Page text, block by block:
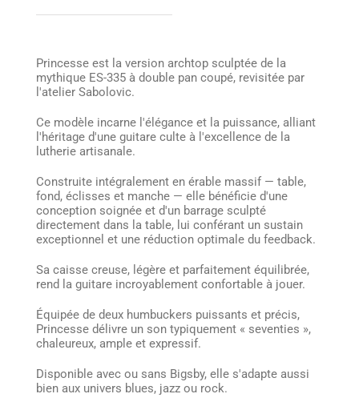
Princesse est la version archtop sculptée de la
mythique ES-335 à double pan coupé, revisitée par
l'atelier Sabolovic.
Ce modèle incarne l'élégance et la puissance, alliant
l'héritage d'une guitare culte à l'excellence de la
lutherie artisanale.
Construite intégralement en érable massif — table,
fond, éclisses et manche — elle bénéficie d'une
conception soignée et d'un barrage sculpté
directement dans la table, lui conférant un sustain
exceptionnel et une réduction optimale du feedback.
Sa caisse creuse, légère et parfaitement équilibrée,
rend la guitare incroyablement confortable à jouer.
Équipée de deux humbuckers puissants et précis,
Princesse délivre un son typiquement « seventies »,
chaleureux, ample et expressif.
Disponible avec ou sans Bigsby, elle s'adapte aussi
bien aux univers blues, jazz ou rock.